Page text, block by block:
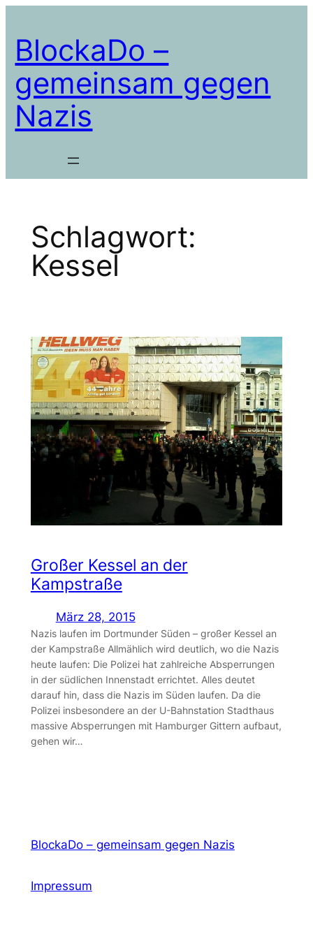
springen
BlockaDo –
gemeinsam gegen
Nazis
Schlagwort:
Kessel
Großer Kessel an der
Kampstraße
März 28, 2015
Nazis laufen im Dortmunder Süden – großer Kessel an
der Kampstraße Allmählich wird deutlich, wo die Nazis
heute laufen: Die Polizei hat zahlreiche Absperrungen
in der südlichen Innenstadt errichtet. Alles deutet
darauf hin, dass die Nazis im Süden laufen. Da die
Polizei insbesondere an der U-Bahnstation Stadthaus
massive Absperrungen mit Hamburger Gittern aufbaut,
gehen wir…
BlockaDo – gemeinsam gegen Nazis
Impressum